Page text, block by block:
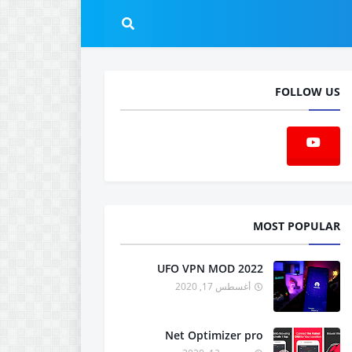
FOLLOW US
MOST POPULAR
UFO VPN MOD 2022
أغسطس 17, 2020
Net Optimizer pro